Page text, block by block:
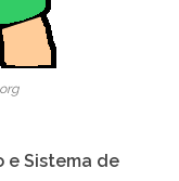
e Sistema de